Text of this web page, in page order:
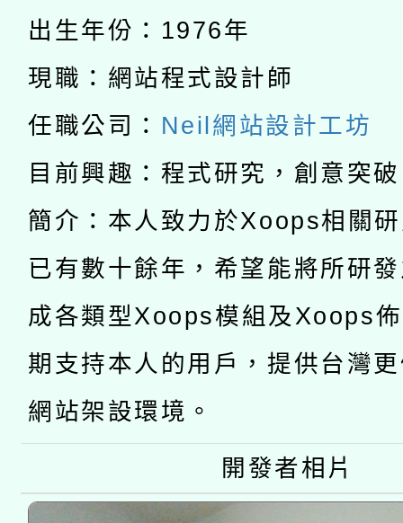
接種之民眾」措施，延
月28日止
用水績優單位及節水達
動」
桃園市孔廟祈福系列
開 智慧啟航」
2026年桃園地景藝術
「2026桃園藝術巡演
關事宜
轉知教育部國民及學前
國立臺灣師範大學辦理
年度健康促進學校輔導
業成長研習」實施計畫
函轉國家教育研究院中
原住民族教育政策研討
族教育國際趨勢與發展
轉知教育部國民及學前
新北市政府教育局辦理
師專業成長研習實施計
方素養工作坊新北場」
函轉國立臺灣師範大學
族語言臺北學習中心
「族語學習班」招生簡
文教學共融平台-教案
件」活動簡章
教育部國民及學前教育
接種對象擴大為「滿6
接種之民眾」措施，延
出生年份：1976年
現職：網站程式設計師
任職公司： Neil網站設計工坊
目前興趣：程式研究，創意突
簡介：本人致力於Xoops相關
已有數十餘年，希望能將所研
成各類型Xoops模組及Xoops
期支持本人的用戶，提供台灣
網站架設環境。
開發者相片